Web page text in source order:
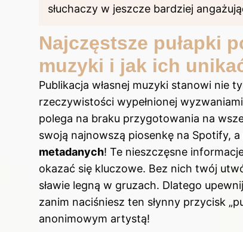
słuchaczy w jeszcze bardziej
Najczęstsze pułapki
muzyki i jak ich
Publikacja własnej muzyki stanowi nie
rzeczywistości wypełnionej
polega na braku przygotowania na
swoją najnowszą piosenkę na Spotify,
metadanych! Te nieszczęsne
okazać się kluczowe. Bez nich twój
sławie legną w gruzach. Dlatego
zanim naciśniesz ten słynny przycisk
anonimowym artystą!